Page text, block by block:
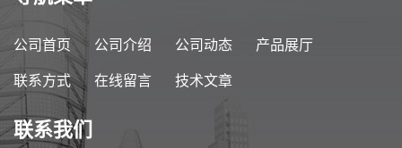
公司首页 公司介绍 公司动态 产品展厅
联系方式 在线留言 技术文章
联系我们